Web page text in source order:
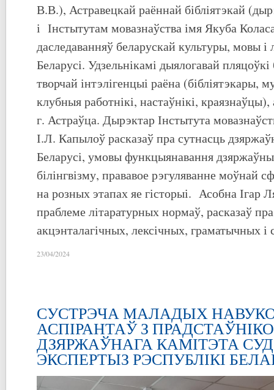
В.В.), Астравецкай раённай бібліятэкай
і Інстытутам мовазнаўства імя Якуба
даследаванняў беларускай культуры, мовы
Беларусі. Удзельнікамі дыялогавай пляцоўкі
творчай інтэлігенцыі раёна (бібліятэкары,
клубныя работнікі, настаўнікі,
г. Астраўца. Дырэктар Інстытута
І.Л. Капылоў расказаў пра сутнасць
Беларусі, умовы функцыянавання
білінгвізму, прававое рэгуляванне моўнай
на розных этапах яе гісторыі. Асобна Ігар
праблеме літаратурных нормаў, расказаў
акцэнталагічных, лексічных, граматычных
23/04/2024
СУСТРЭЧА МАЛАДЫХ
АСПІРАНТАЎ З
ДЗЯРЖАЎНАГА КАМІТЭТА
ЭКСПЕРТЫЗ РЭСПУБЛІКІ